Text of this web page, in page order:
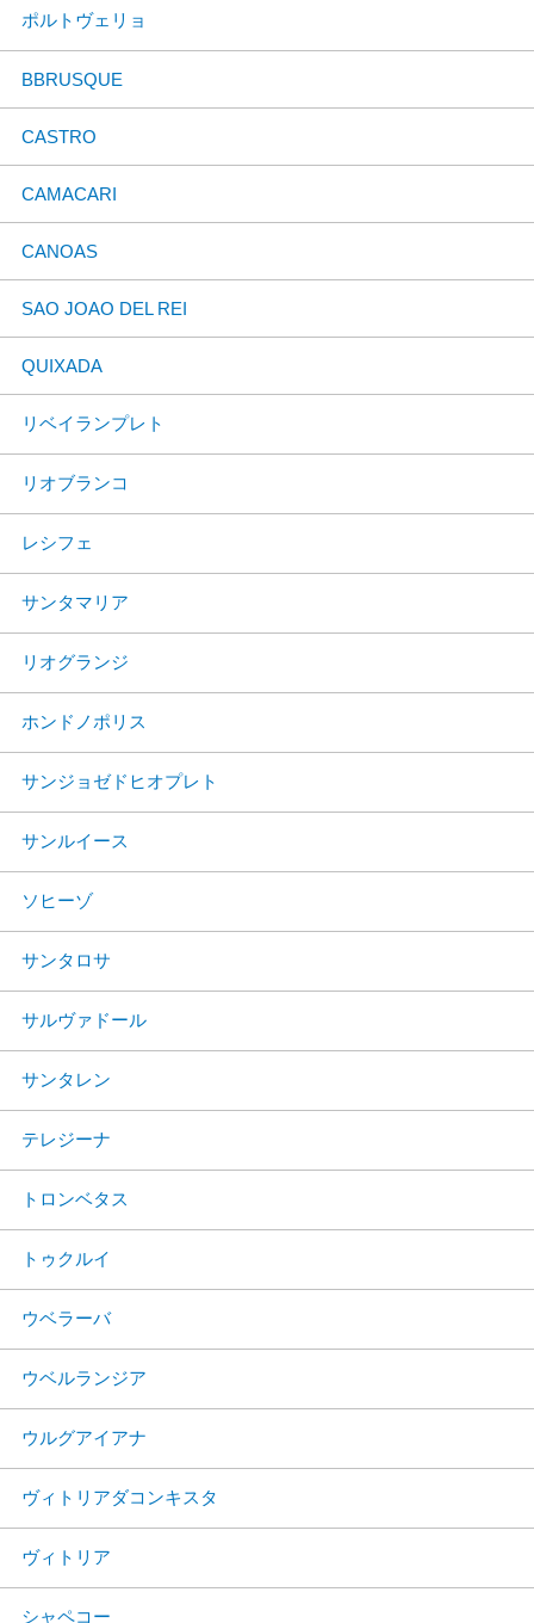
ポルトヴェリョ
BBRUSQUE
CASTRO
CAMACARI
CANOAS
SAO JOAO DEL REI
QUIXADA
リベイランプレト
リオブランコ
レシフェ
サンタマリア
リオグランジ
ホンドノポリス
サンジョゼドヒオプレト
サンルイース
ソヒーゾ
サンタロサ
サルヴァドール
サンタレン
テレジーナ
トロンベタス
トゥクルイ
ウベラーバ
ウベルランジア
ウルグアイアナ
ヴィトリアダコンキスタ
ヴィトリア
シャペコー